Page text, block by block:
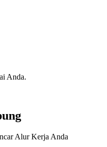
Anda.
Alur Kerja Anda